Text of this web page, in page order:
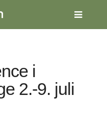
i
2.-9. juli